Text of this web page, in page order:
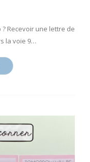
Recevoir une lettre de
la voie 9…